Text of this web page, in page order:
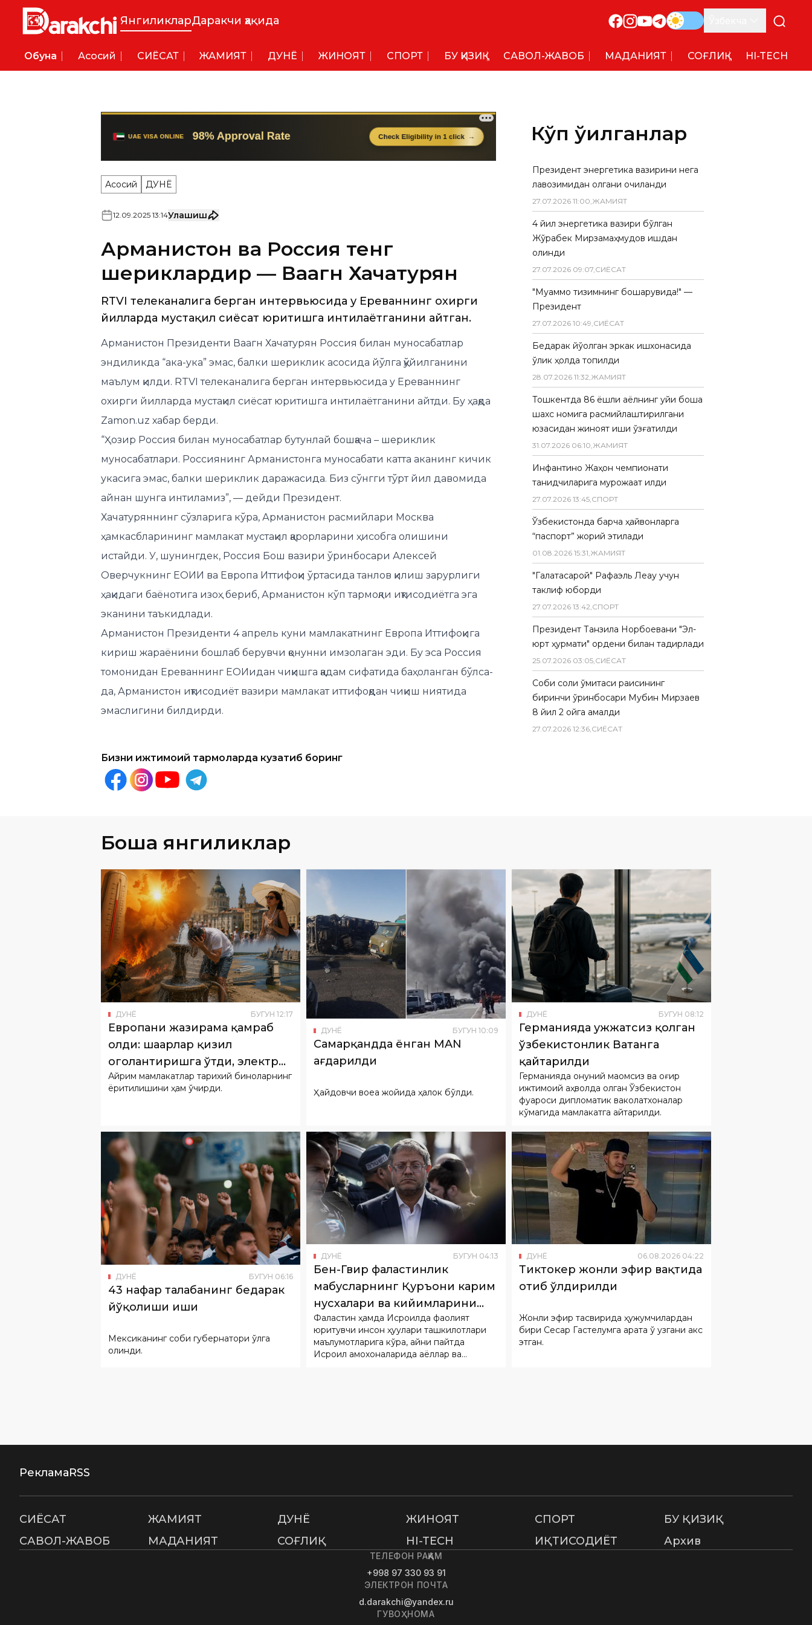
ЯнгиликларДаракчи ҳақида
Обуна Асосий СИËСАТ ЖАМИЯТ ДУНË ЖИНОЯТ СПОРТ БУ ҚИЗИҚ САВОЛ-ЖАВОБ МАДАНИЯТ СОҒЛИҚ HI-TECH
Асосий ДУНË
12 09 2025 13:14Улашиш
Арманистон ва Россия тенг
шериклардир — Ваагн Хачатурян
RTVI телеканалига берган интервьюсида у Ереваннинг охирги
йилларда мустақил сиёсат юритишга интилаётганини айтган.
Арманистон Президенти Ваагн Хачатурян Россия билан муносабатлар
эндиликда “ака-ука” эмас, балки шериклик асосида йўлга қўйилганини
маълум қилди. RTVI телеканалига берган интервьюсида у Ереваннинг
охирги йилларда мустақил сиёсат юритишга интилаётганини айтди. Бу ҳақда
Zamon.uz хабар берди.
“Ҳозир Россия билан муносабатлар бутунлай бошқача – шериклик
муносабатлари. Россиянинг Арманистонга муносабати катта аканинг кичик
укасига эмас, балки шериклик даражасида. Биз сўнгги тўрт йил давомида
айнан шунга интиламиз”, — дейди Президент.
Хачатуряннинг сўзларига кўра, Арманистон расмийлари Москва
ҳамкасбларининг мамлакат мустақил қарорларини ҳисобга олишини
истайди. У, шунингдек, Россия Бош вазири ўринбосари Алексей
Оверчукнинг ЕОИИ ва Европа Иттифоқи ўртасида танлов қилиш зарурлиги
ҳақидаги баёнотига изоҳ бериб, Арманистон кўп тармоқли иқтисодиётга эга
эканини таъкидлади.
Арманистон Президенти 4 апрель куни мамлакатнинг Европа Иттифоқига
кириш жараёнини бошлаб берувчи қонунни имзолаган эди. Бу эса Россия
томонидан Ереваннинг ЕОИидан чиқишга қадам сифатида баҳоланган бўлса-
да, Арманистон иқтисодиёт вазири мамлакат иттифоқдан чиқиш ниятида
эмаслигини билдирди.
Бизни ижтимоий тармоқларда кузатиб боринг
Кўп ўқилганлар
Президент энергетика вазирини нега
лавозимидан олгани очиқланди
27.07.2026 11:00,ЖАМИЯТ
4 йил энергетика вазири бўлган
Жўрабек Мирзамаҳмудов ишдан
олинди
27.07.2026 09:07,СИËСАТ
"Муаммо тизимнинг бошқарувида!" —
Президент
27.07.2026 10:49,СИËСАТ
Бедарак йўқолган эркак ишхонасида
ўлик ҳолда топилди
28.07.2026 11:32,ЖАМИЯТ
Тошкентда 86 ёшли аёлнинг уйи бошқа
шахс номига расмийлаштирилгани
юзасидан жиноят иши қўзғатилди
31.07.2026 06:10,ЖАМИЯТ
Инфантино Жаҳон чемпионати
танқидчиларига мурожаат қилди
27.07.2026 13:45,СПОРТ
Ўзбекистонда барча ҳайвонларга
“паспорт” жорий этилади
01.08.2026 15:31,ЖАМИЯТ
"Галатасарой" Рафаэль Леау учун
таклиф юборди
27.07.2026 13:42,СПОРТ
Президент Танзила Норбоевани "Эл-
юрт ҳурмати" ордени билан тақдирлади
25.07.2026 03:05,СИËСАТ
Собиқ солиқ қўмитаси раисининг
биринчи ўринбосари Мубин Мирзаев
8 йил 2 ойга қамалди
27.07.2026 12:36,СИËСАТ
Бошқа янгиликлар
ДУНË БУГУН 12:17
Европани жазирама қамраб
олди: шаҳарлар қизил
огоҳлантиришга ўтди, электр
тежалмоқда
Айрим мамлакатлар тарихий биноларнинг
ёритилишини ҳам ўчирди.
ДУНË БУГУН 10:09
Самарқандда ёнган MAN
ағдарилди
Ҳайдовчи воқеа жойида ҳалок бўлди.
ДУНË БУГУН 08:12
Германияда ҳужжатсиз қолган
ўзбекистонлик Ватанга
қайтарилди
Германияда қонуний мақомсиз ва оғир
ижтимоий аҳволда қолган Ўзбекистон
фуқароси дипломатик ваколатхоналар
кўмагида мамлакатга қайтарилди.
ДУНË БУГУН 06:16
43 нафар талабанинг бедарак
йўқолиши иши
Мексиканинг собиқ губернатори қўлга
олинди.
ДУНË БУГУН 04:13
Бен-Гвир фаластинлик
маҳбусларнинг Қуръони карим
нусхалари ва кийимларини
мусодара қилишни буюрди
Фаластин ҳамда Исроилда фаолият
юритувчи инсон ҳуқуқлари ташкилотлари
маълумотларига кўра, айни пайтда
Исроил қамоқхоналарида аёллар ва
ДУНË 06.08.2026 04:22
Тиктокер жонли эфир вақтида
отиб ўлдирилди
Жонли эфир тасвирида ҳужумчилардан
бири Сесар Гастелумга қарата ўқ узгани акс
этган.
РекламаRSS
СИËСАТ ЖАМИЯТ ДУНË ЖИНОЯТ СПОРТ
БУ ҚИЗИҚ
САВОЛ-ЖАВОБ
МАДАНИЯТ СОҒЛИҚ HI-TECH ИҚТИСОДИЁТ Архив
ТЕЛЕФОН РАҚАМ
+998 97 330 93 91
ЭЛЕКТРОН ПОЧТА
d.darakchi@yandex.ru
ГУВОҲНОМА